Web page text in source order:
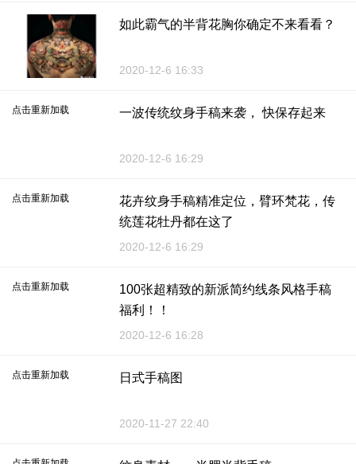
如此霸气的半背花胸你确定不来看看？
2020-12-6 16:33
点击重新加载 一波传统纹身手稿来袭， 快保存起来
2020-12-6 16:29
点击重新加载
花卉纹身手稿精准定位，臂环梵花，传
统莲花牡丹都在这了
2020-12-6 16:29
点击重新加载
100张超精致的新派简约线条风格手稿
福利！！
2020-12-6 16:28
点击重新加载 日式手稿图
2020-11-27 22:40